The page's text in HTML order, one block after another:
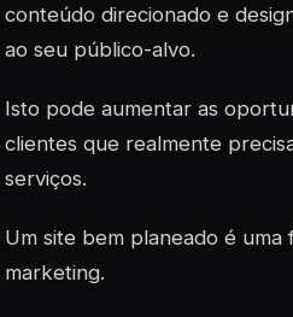
conteúdo direcionado e
ao seu público-alvo.
Isto pode aumentar as
clientes que realmente
serviços.
Um site bem planeado é
marketing.